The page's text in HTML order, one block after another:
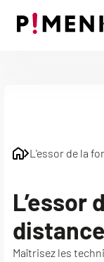
L'essor de la
L’essor
distance
Maîtrisez les